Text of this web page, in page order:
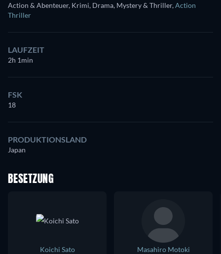
Action & Abenteuer, Krimi, Drama, Mystery & Thriller,Action
Thriller
LAUFZEIT
2h 1min
FSK
18
PRODUKTIONSLAND
Japan
BESETZUNG
Koichi Sato
Masahiro Motoki